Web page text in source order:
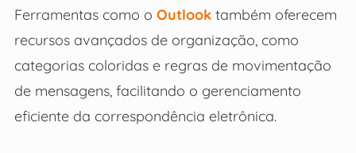
Ferramentas como o Outlooktambém oferecem
recursos avançados de organização, como
categorias coloridas e regras de movimentação
de mensagens, facilitando o gerenciamento
eficiente da correspondência eletrônica.